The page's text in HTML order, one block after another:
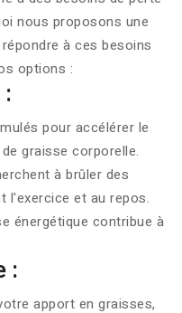
nous proposons une
à ces besoins
options :
pour accélérer le
graisse corporelle.
à brûler des
l'exercice et au repos.
énergétique contribue à
:
apport en graisses,